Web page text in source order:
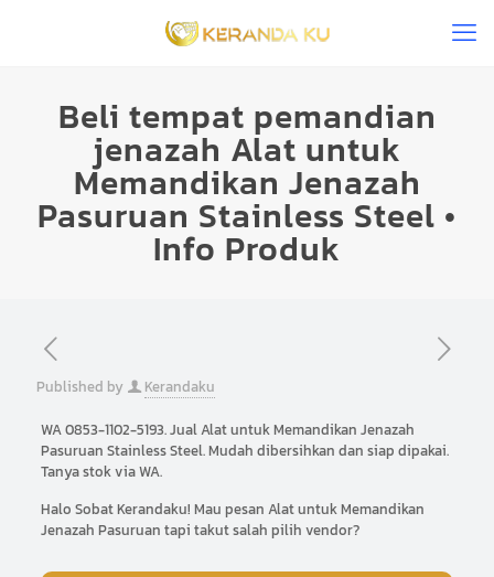
Beli tempat pemandian
jenazah Alat untuk
Memandikan Jenazah
Pasuruan Stainless Steel •
Info Produk
Published by Kerandaku
WA 0853-1102-5193. Jual Alat untuk Memandikan Jenazah
Pasuruan Stainless Steel. Mudah dibersihkan dan siap dipakai.
Tanya stok via WA.
Halo Sobat Kerandaku! Mau pesan Alat untuk Memandikan
Jenazah Pasuruan tapi takut salah pilih vendor?